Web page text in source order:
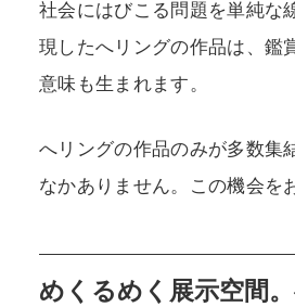
社会にはびこる問題を単純な
現したへリングの作品は、鑑
意味も生まれます。
へリングの作品のみが多数集
なかありません。この機会を
めくるめく展示空間